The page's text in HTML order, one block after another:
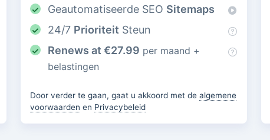
Geautomatiseerde SEO Sitemaps
24/7 Prioriteit Steun
Renews at €27.99 per maand +
belastingen
Door verder te gaan, gaat u akkoord met de algemene
voorwaarden en Privacybeleid